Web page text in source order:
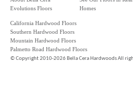
Evolutions Floors
Homes
California Hardwood Floors
Southern Hardwood Floors
Mountain Hardwood Floors
Palmetto Road Hardwood Floors
©Copyright 2010-2026 Bella Cera Hardwoods All